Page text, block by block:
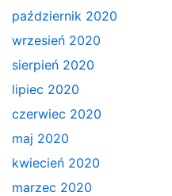
październik 2020
wrzesień 2020
sierpień 2020
lipiec 2020
czerwiec 2020
maj 2020
kwiecień 2020
marzec 2020